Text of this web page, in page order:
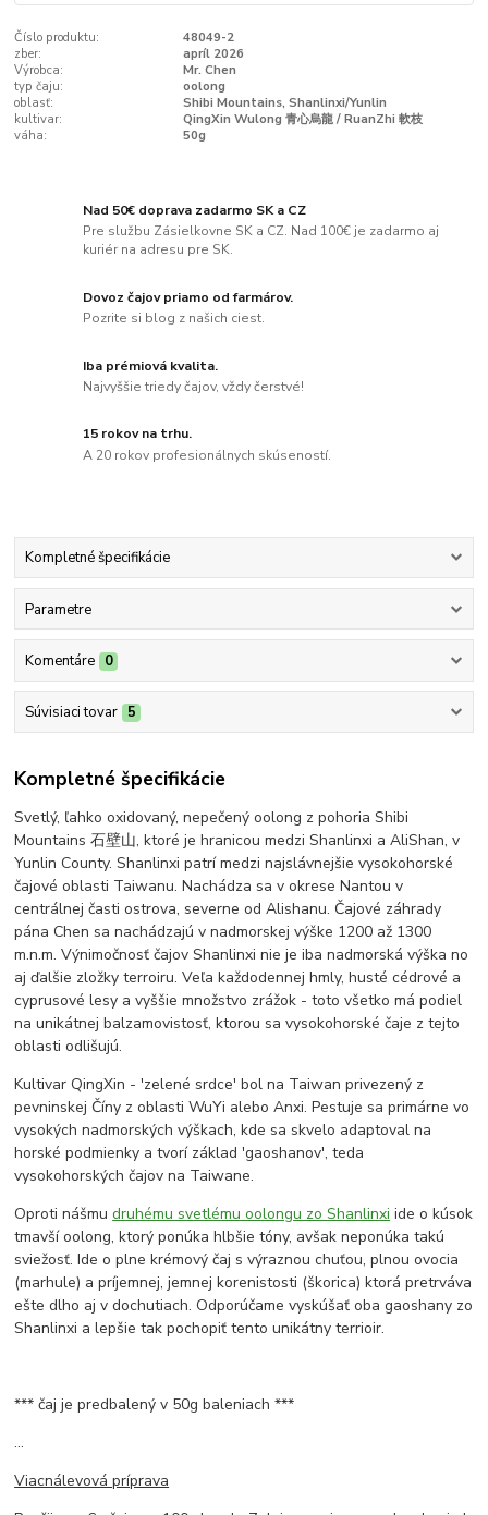
Číslo produktu:
48049-2
zber:
apríl 2026
Výrobca:
Mr. Chen
typ čaju:
oolong
oblasť:
Shibi Mountains, Shanlinxi/Yunlin
kultivar:
QingXin Wulong 青心烏龍 / RuanZhi 軟枝
váha:
50g
Nad 50€ doprava zadarmo SK a CZ
Pre službu Zásielkovne SK a CZ. Nad 100€ je zadarmo aj
kuriér na adresu pre SK.
Dovoz čajov priamo od farmárov.
Pozrite si blog z našich ciest.
Iba prémiová kvalita.
Najvyššie triedy čajov, vždy čerstvé!
15 rokov na trhu.
A 20 rokov profesionálnych skúseností.
Kompletné špecifikácie
Parametre
Komentáre 0
Súvisiaci tovar 5
Kompletné špecifikácie
Svetlý, ľahko oxidovaný, nepečený oolong z pohoria Shibi
Mountains 石壁山, ktoré je hranicou medzi Shanlinxi a AliShan, v
Yunlin County. Shanlinxi patrí medzi najslávnejšie vysokohorské
čajové oblasti Taiwanu. Nachádza sa v okrese Nantou v
centrálnej časti ostrova, severne od Alishanu. Čajové záhrady
pána Chen sa nachádzajú v nadmorskej výške 1200 až 1300
m.n.m. Výnimočnosť čajov Shanlinxi nie je iba nadmorská výška no
aj ďalšie zložky terroiru. Veľa každodennej hmly, husté cédrové a
cyprusové lesy a vyššie množstvo zrážok - toto všetko má podiel
na unikátnej balzamovistosť, ktorou sa vysokohorské čaje z tejto
oblasti odlišujú.
Kultivar QingXin - 'zelené srdce' bol na Taiwan privezený z
pevninskej Číny z oblasti WuYi alebo Anxi. Pestuje sa primárne vo
vysokých nadmorských výškach, kde sa skvelo adaptoval na
horské podmienky a tvorí základ 'gaoshanov', teda
vysokohorských čajov na Taiwane.
Oproti nášmudruhému svetlému oolongu zo Shanlinxi ide o kúsok
tmavší oolong, ktorý ponúka hlbšie tóny, avšak neponúka takú
sviežosť. Ide o plne krémový čaj s výraznou chuťou, plnou ovocia
(marhule) a príjemnej, jemnej korenistosti (škorica) ktorá pretrváva
ešte dlho aj v dochutiach. Odporúčame vyskúšať oba gaoshany zo
Shanlinxi a lepšie tak pochopiť tento unikátny terrioir.
*** čaj je predbalený v 50g baleniach ***
...
Viacnálevová príprava